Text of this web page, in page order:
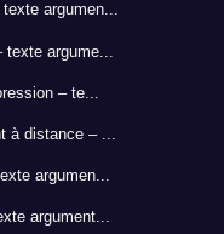
argumen...
argume...
– te...
à distance – ...
argumen...
argument...